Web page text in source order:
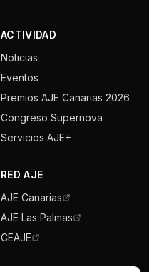
ACTIVIDAD
Noticias
Eventos
Premios AJE Canarias 2026
Congreso Supernova
Servicios AJE+
RED AJE
AJE Canarias
AJE Las Palmas
CEAJE